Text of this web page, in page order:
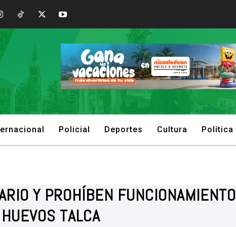
Policial Deportes Cultura Política
Y PROHÍBEN FUNCIONAMIENTO
TALCA